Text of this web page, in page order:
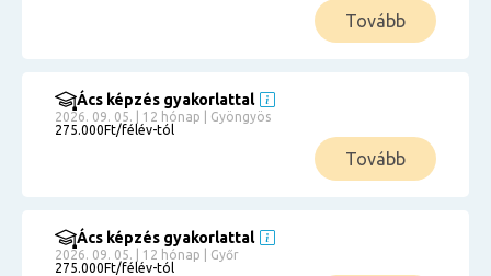
Tovább
Ács képzés gyakorlattal
2026. 09. 05. | 12 hónap | Gyöngyös
275.000Ft/félév-tól
Tovább
Ács képzés gyakorlattal
2026. 09. 05. | 12 hónap | Győr
275.000Ft/félév-tól